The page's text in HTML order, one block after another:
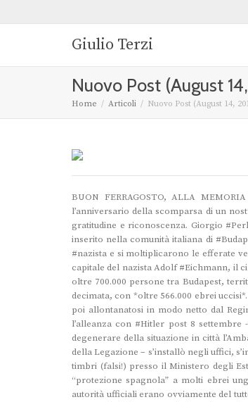
Giulio Terzi
Nuovo Post (August
Home Articoli Nuovo Post (August 14,
BUON FERRAGOSTO, ALLA
l’anniversario della scomparsa di un
gratitudine e riconoscenza. Giorgio
inserito nella comunità italiana di
#nazista e si moltiplicarono le efferate
capitale del nazista Adolf #Eichmann, il
oltre 700.000 persone tra Budapest,
decimata, con *oltre 566.000 ebrei
poi allontanatosi in modo netto dal
l’alleanza con #Hitler post 8 settembre
degenerare della situazione in città
della Legazione – s’installò negli uffici,
timbri (falsi!) presso il Ministero degli
“protezione spagnola” a molti ebrei
autorità ufficiali erano ovviamente del